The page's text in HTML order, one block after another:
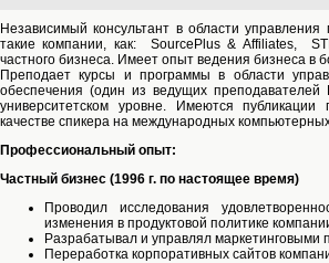
Независимый консультант в области
такие компании, как: SourcePlus & Affiliates,
частного бизнеса. Имеет опыт ведения бизнеса в
Преподает курсы и программы в области
обеспечения (один из ведущих
университетском уровне. Имеются
качестве спикера на международных
Профессиональный опыт:
Частный бизнес (1996 г. по настоящее время)
Проводил исследования
изменения в продуктовой политике
Разрабатывал и управлял маркетинговыми
Переработка корпоративных сайтов